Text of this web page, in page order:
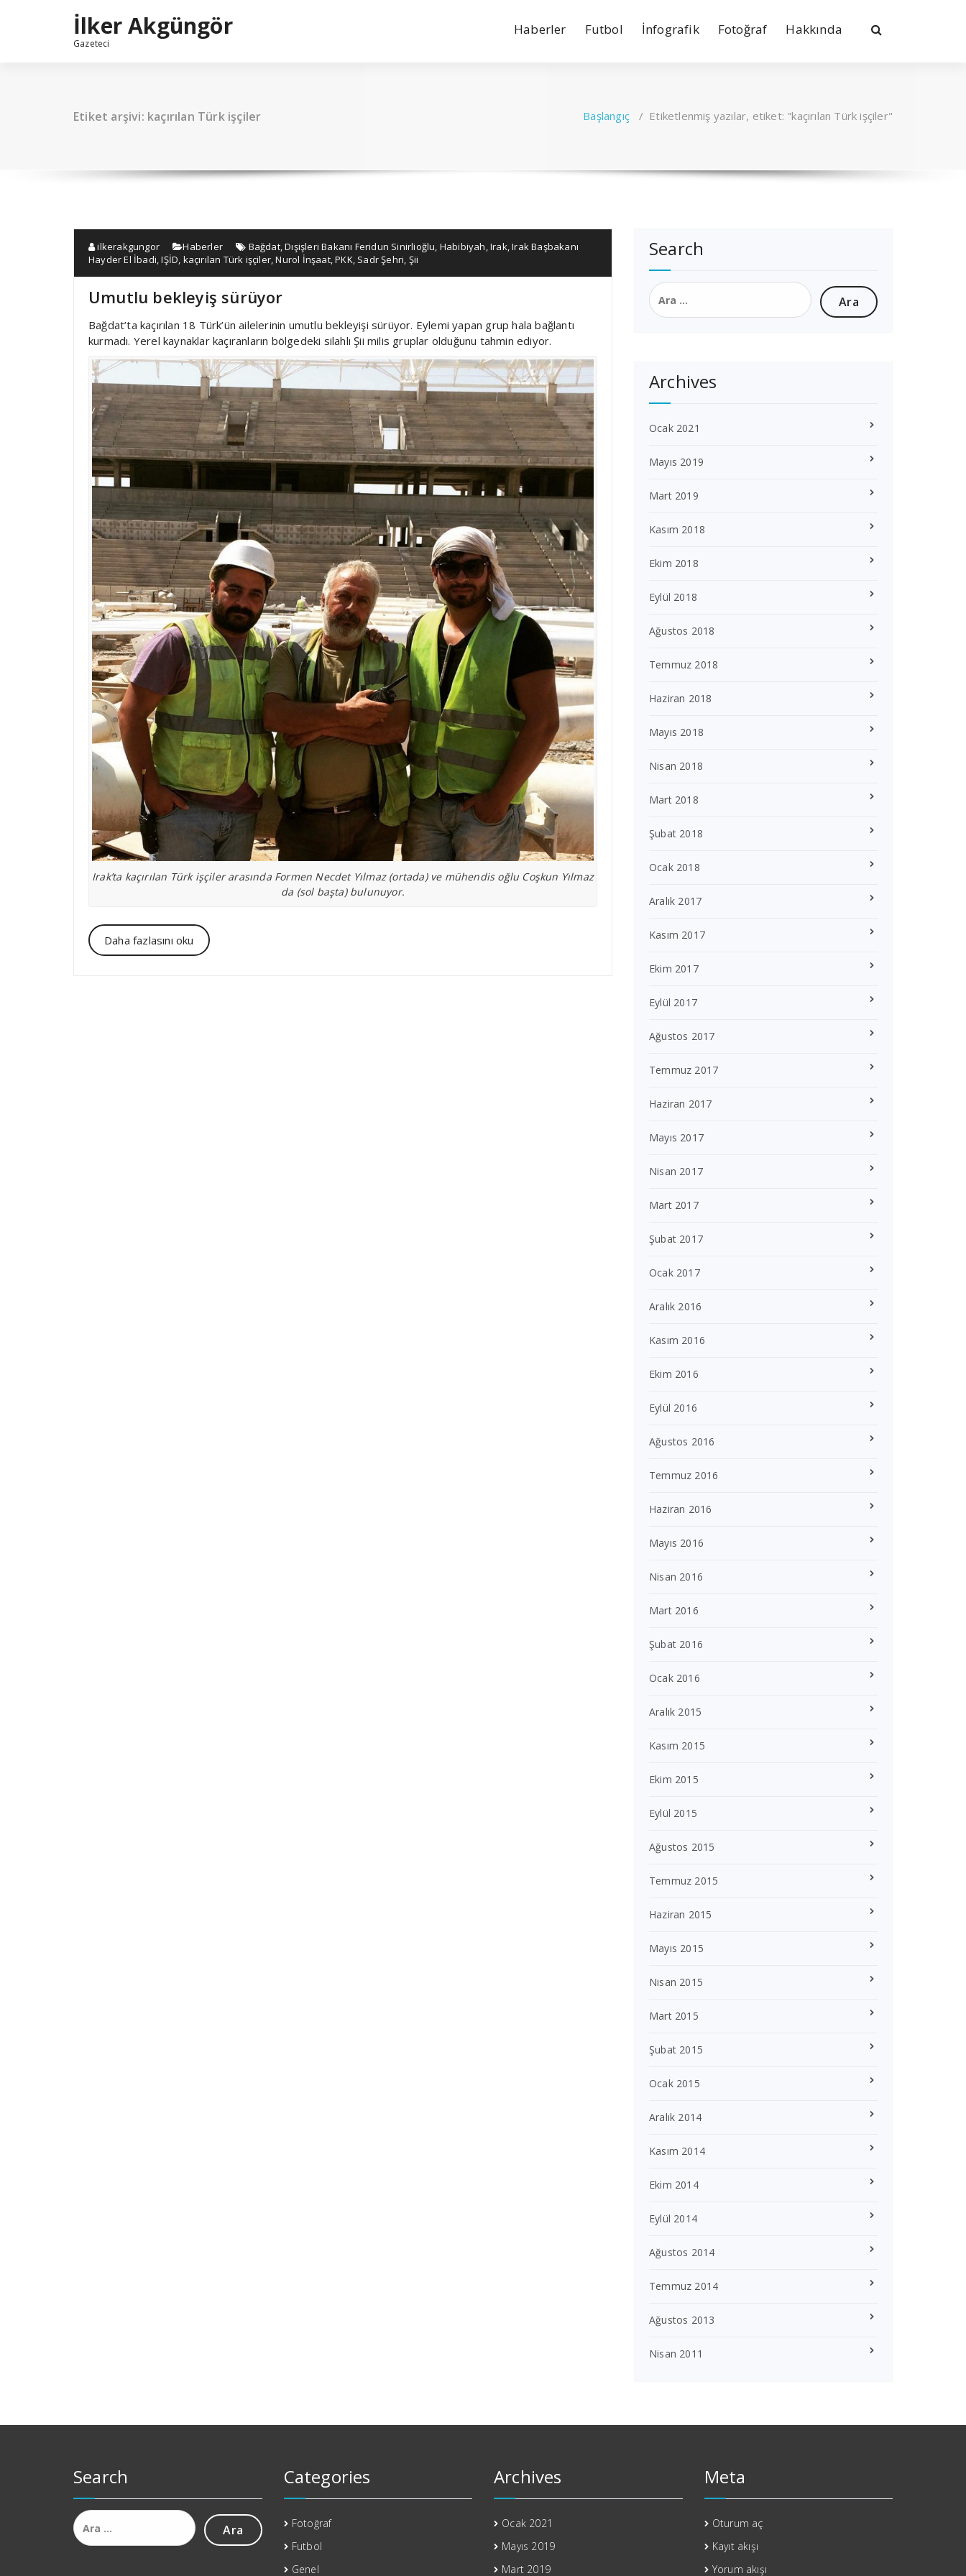
İlker Akgüngör
Gazeteci
Haberler Futbol İnfografik Fotoğraf Hakkında
Etiket arşivi: kaçırılan Türk işçiler Başlangıç/ Etiketlenmiş yazılar, etiket: "kaçırılan Türk işçiler"
ilkerakgungor Haberler Bağdat,Dışişleri Bakanı Feridun Sinirlioğlu, Habibiyah,Irak,Irak Başbakanı
Hayder El İbadi,IŞİD, kaçırılan Türk işçiler,Nurol İnşaat,PKK, Sadr Şehri, Şii
Umutlu bekleyiş sürüyor
Bağdat’ta kaçırılan 18 Türk’ün ailelerinin umutlu bekleyişi sürüyor. Eylemi yapan grup hala bağlantı
kurmadı. Yerel kaynaklar kaçıranların bölgedeki silahlı Şii milis gruplar olduğunu tahmin ediyor.
Irak’ta kaçırılan Türk işçiler arasında Formen Necdet Yılmaz (ortada) ve mühendis oğlu Coşkun Yılmaz
da (sol başta) bulunuyor.
Daha fazlasını oku
Search
Arama:
Archives
Ocak 2021
Mayıs 2019
Mart 2019
Kasım 2018
Ekim 2018
Eylül 2018
Ağustos 2018
Temmuz 2018
Haziran 2018
Mayıs 2018
Nisan 2018
Mart 2018
Şubat 2018
Ocak 2018
Aralık 2017
Kasım 2017
Ekim 2017
Eylül 2017
Ağustos 2017
Temmuz 2017
Haziran 2017
Mayıs 2017
Nisan 2017
Mart 2017
Şubat 2017
Ocak 2017
Aralık 2016
Kasım 2016
Ekim 2016
Eylül 2016
Ağustos 2016
Temmuz 2016
Haziran 2016
Mayıs 2016
Nisan 2016
Mart 2016
Şubat 2016
Ocak 2016
Aralık 2015
Kasım 2015
Ekim 2015
Eylül 2015
Ağustos 2015
Temmuz 2015
Haziran 2015
Mayıs 2015
Nisan 2015
Mart 2015
Şubat 2015
Ocak 2015
Aralık 2014
Kasım 2014
Ekim 2014
Eylül 2014
Ağustos 2014
Temmuz 2014
Ağustos 2013
Nisan 2011
Search
Arama:
Categories
Fotoğraf
Futbol
Genel
Archives
Ocak 2021
Mayıs 2019
Mart 2019
Meta
Oturum aç
Kayıt akışı
Yorum akışı